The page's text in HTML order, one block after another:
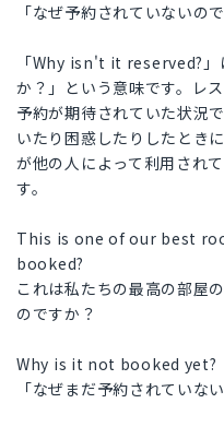
「なぜ予約されていないの
「Why isn't it reserved?」
か？」という意味です。レ
予約が期待されていた状況
いたり困惑したりしたとき
が他の人によって利用され
す。
This is one of our best
booked?
これは私たちの最高の部屋
のですか？
Why is it not booked yet?
「なぜまだ予約されていな